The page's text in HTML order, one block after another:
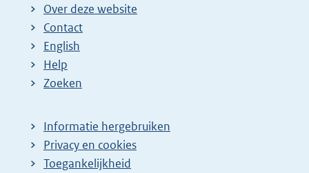
Over deze website
Contact
English
Help
Zoeken
Informatie hergebruiken
Privacy en cookies
Toegankelijkheid